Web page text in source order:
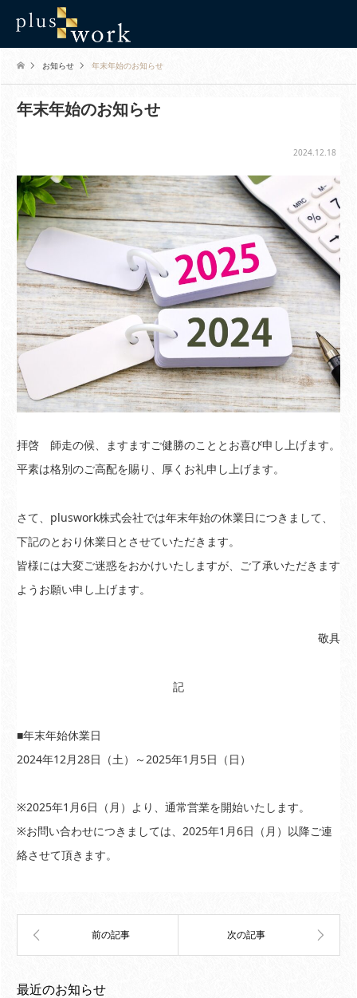
お知らせ 年末年始のお知らせ
年末年始のお知らせ
2024.12.18
拝啓 師走の候、ますますご健勝のこととお喜び申し上げます。
平素は格別のご高配を賜り、厚くお礼申し上げます。
さて、pluswork株式会社では年末年始の休業日につきまして、
下記のとおり休業日とさせていただきます。
皆様には大変ご迷惑をおかけいたしますが、ご了承いただきます
ようお願い申し上げます。
敬具
記
■年末年始休業日
2024年12月28日（土）～2025年1月5日（日）
※2025年1月6日（月）より、通常営業を開始いたします。
※お問い合わせにつきましては、2025年1月6日（月）以降ご連
絡させて頂きます。
最近のお知らせ